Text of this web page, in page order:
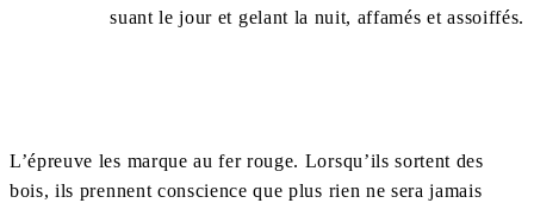
suant le jour et gelant la nuit, affamés et assoiffés.
L’épreuve les marque au fer rouge. Lorsqu’ils sortent des
bois, ils prennent conscience que plus rien ne sera jamais